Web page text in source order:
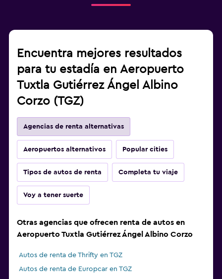
Encuentra mejores resultados
para tu estadía en Aeropuerto
Tuxtla Gutiérrez Ángel Albino
Corzo (TGZ)
Agencias de renta alternativas
Aeropuertos alternativos Popular cities
Tipos de autos de renta Completa tu viaje
Voy a tener suerte
Otras agencias que ofrecen renta de autos en
Aeropuerto Tuxtla Gutiérrez Ángel Albino Corzo
Autos de renta de Thrifty en TGZ
Autos de renta de Europcar en TGZ